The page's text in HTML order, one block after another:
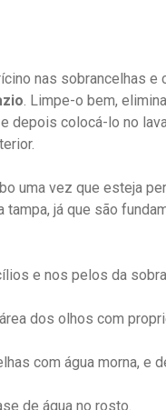
nas sobrancelhas
. Limpe-o bem,
depois colocá-lo no
uma vez que esteja
já que são
e nos pelos da
dos olhos com
com água morna, e
de água no rosto.